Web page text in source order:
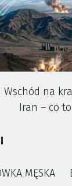
Wschód na
Iran – co
MĘSKA